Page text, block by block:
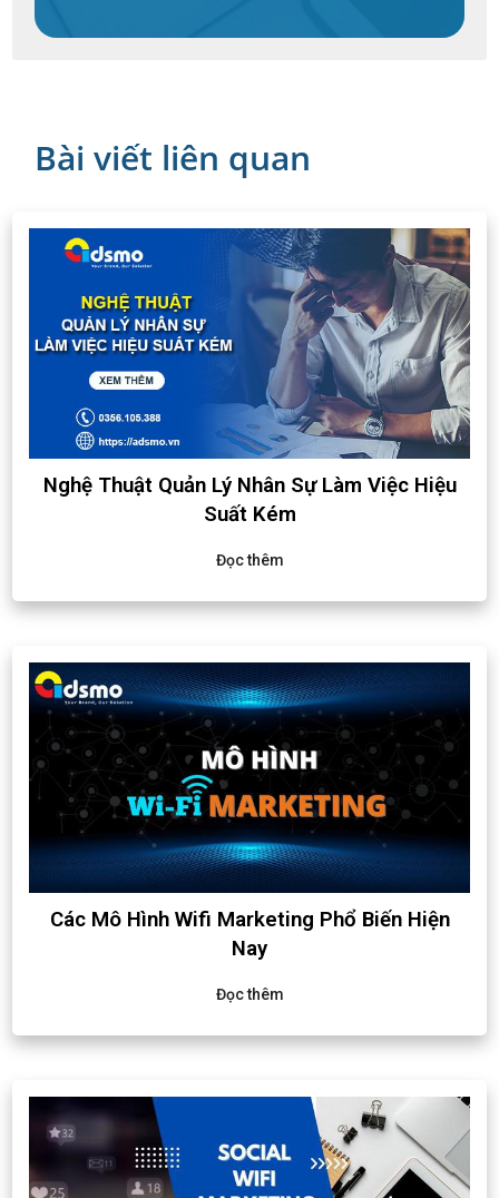
Bài viết liên quan
Nghệ Thuật Quản Lý Nhân Sự Làm Việc Hiệu
Suất Kém
Đọc thêm
Các Mô Hình Wifi Marketing Phổ Biến Hiện
Nay
Đọc thêm